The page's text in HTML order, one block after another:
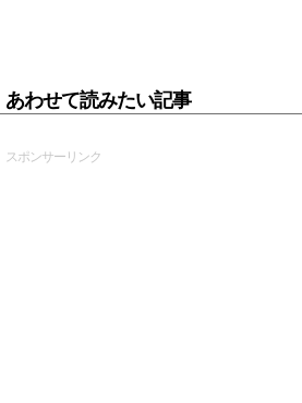
あわせて読みたい記事
スポンサーリンク